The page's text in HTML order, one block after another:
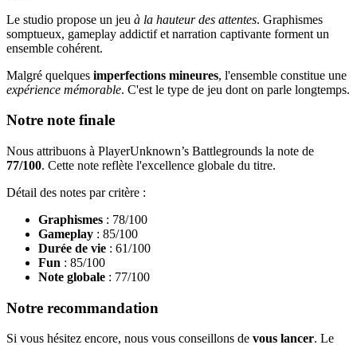
Le studio propose un jeu à la hauteur des attentes. Graphismes
somptueux, gameplay addictif et narration captivante forment un
ensemble cohérent.
Malgré quelques imperfections mineures, l'ensemble constitue une
expérience mémorable. C'est le type de jeu dont on parle longtemps.
Notre note finale
Nous attribuons à PlayerUnknown’s Battlegrounds la note de
77/100. Cette note reflète l'excellence globale du titre.
Détail des notes par critère :
Graphismes : 78/100
Gameplay : 85/100
Durée de vie : 61/100
Fun : 85/100
Note globale : 77/100
Notre recommandation
Si vous hésitez encore, nous vous conseillons de vous lancer. Le